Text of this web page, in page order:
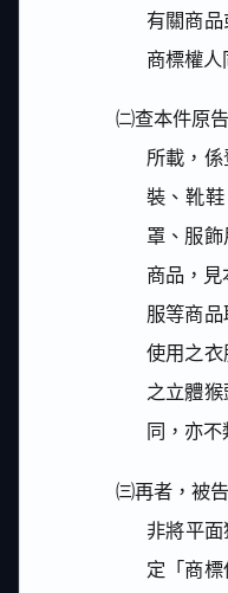
有關商
商標權人
㈡查本件原
所載，
裝、靴
罩、服
商品，
服等商
使用之
之立體
同，亦不
㈢再者，被
非將平
定「商